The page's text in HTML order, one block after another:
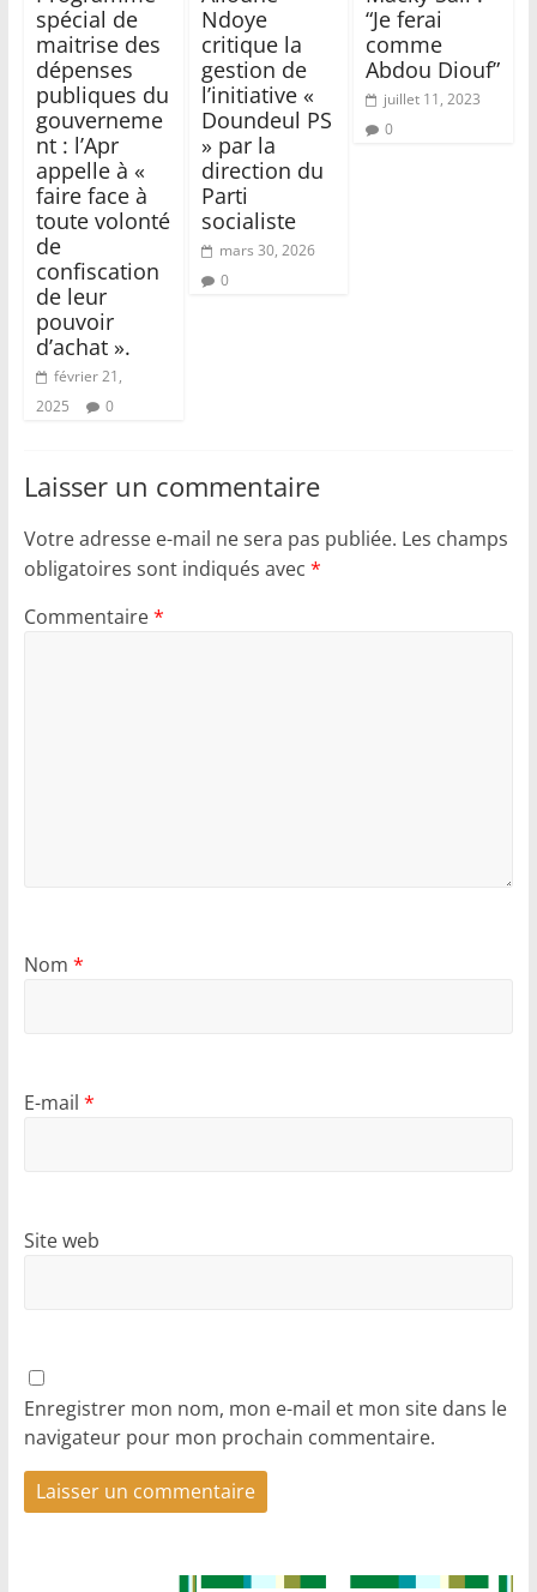
spécial de
maitrise des
dépenses
publiques du
gouverneme
nt : l’Apr
appelle à «
faire face à
toute volonté
de
confiscation
de leur
pouvoir
d’achat ».
février 21,
2025
0
Ndoye
critique la
gestion de
l’initiative «
Doundeul PS
» par la
direction du
Parti
socialiste
mars 30, 2026
0
“Je ferai
comme
Abdou Diouf”
juillet 11, 2023
0
Laisser un commentaire
Votre adresse e-mail ne sera pas publiée. Les champs
obligatoires sont indiqués avec *
Commentaire*
Nom *
E-mail *
Site web
Enregistrer mon nom, mon e-mail et mon site dans le
navigateur pour mon prochain commentaire.